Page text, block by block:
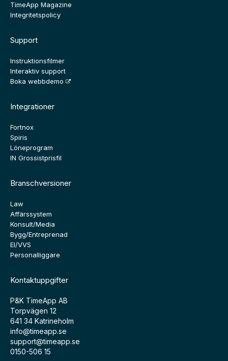
TimeApp Magazine
Integritetspolicy
Support
Instruktionsfilmer
Interaktiv support
Boka webbdemo
Integrationer
Fortnox
Spiris
Löneprogram
IN Grossistprisfil
Branschversioner
Law
Affärssystem
Konsult/Media
Bygg/Entreprenad
El/VVS
Personalliggare
Kontaktuppgifter
P&K TimeApp AB
Torpvägen 12
641 34 Katrineholm
info@timeapp.se
support@timeapp.se
0150-506 15